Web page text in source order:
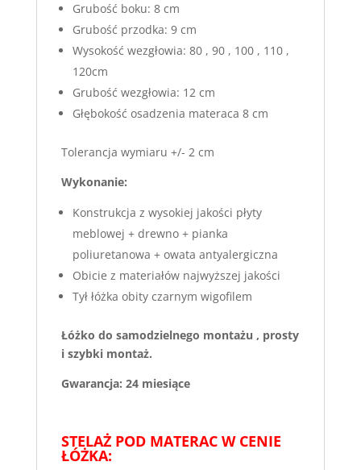
Grubość boku: 8 cm
Grubość przodka: 9 cm
Wysokość wezgłowia: 80 , 90 , 100 , 110 ,
120cm
Grubość wezgłowia: 12 cm
Głębokość osadzenia materaca 8 cm
Tolerancja wymiaru +/- 2 cm
Wykonanie:
Konstrukcja z wysokiej jakości płyty
meblowej + drewno + pianka
poliuretanowa + owata antyalergiczna
Obicie z materiałów najwyższej jakości
Tył łóżka obity czarnym wigofilem
Łóżko do samodzielnego montażu , prosty
i szybki montaż.
Gwarancja: 24 miesiące
STELAŻ POD MATERAC W CENIE
ŁÓŻKA: